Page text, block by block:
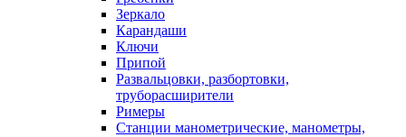
Зеркало
Карандаши
Ключи
Припой
Развальцовки, разбортовки,
труборасширители
Римеры
Станции манометрические, манометры,